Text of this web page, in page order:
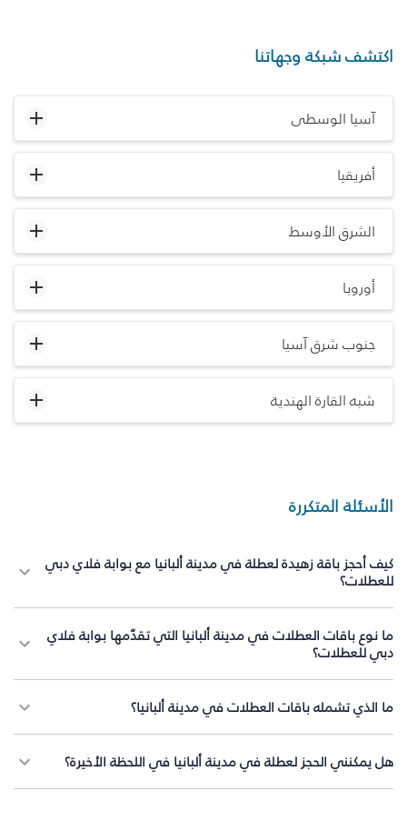
اكتشف شبكة وجهاتنا
آسيا الوسطى
أفريقيا
الشرق الأوسط
أوروبا
جنوب شرق آسيا
شبه القارة الهندية
الأسئلة المتكررة
كيف أحجز باقة زهيدة لعطلة في مدينة ألبانيا مع بوابة فلاي دبي
للعطلات؟
ما نوع باقات العطلات في مدينة ألبانيا التي تقدّمها بوابة فلاي
دبي للعطلات؟
ما الذي تشمله باقات العطلات في مدينة ألبانيا؟
هل يمكنني الحجز لعطلة في مدينة ألبانيا في اللحظة الأخيرة؟